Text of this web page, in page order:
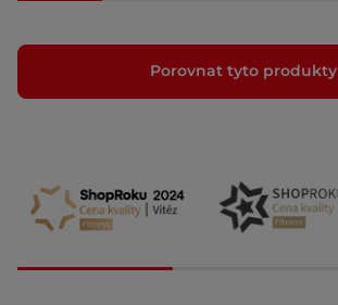
Porovnat tyto produkty